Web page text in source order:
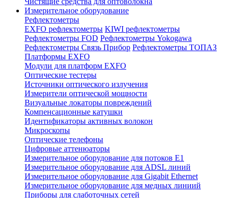
Измерительное оборудование
Рефлектометры
EXFO рефлектометры KIWI рефлектометры
Рефлектометры FOD Рефлектометры Yokogawa
Рефлектометры Связь Прибор Рефлектометры ТОПАЗ
Платформы EXFO
Модули для платформ EXFO
Оптические тестеры
Источники оптического излучения
Измерители оптической мощности
Визуальные локаторы повреждений
Компенсационные катушки
Идентификаторы активных волокон
Микроскопы
Оптические телефоны
Цифровые аттенюаторы
Измерительное оборудование для потоков Е1
Измерительное оборудование для ADSL линий
Измерительное оборудование для Gigabit Ethernet
Измерительное оборудование для медных линиий
Приборы для слаботочных сетей